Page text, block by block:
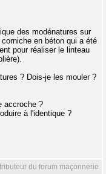
des modénatures sur
en béton qui a été
pour réaliser le linteau
? Dois-je les mouler ?
accroche ?
à l'identique ?
du forum maçonnerie